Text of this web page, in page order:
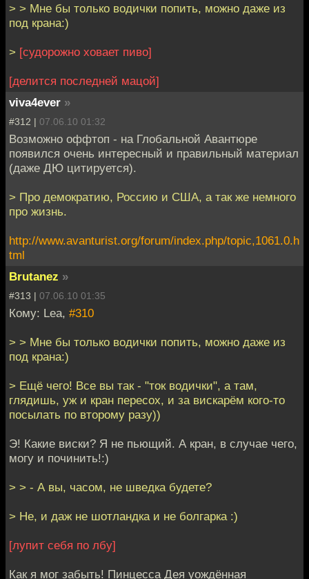
> > Мне бы только водички попить, можно даже из
под крана:)
> [судорожно ховает пиво]
[делится последней мацой]
viva4ever »
#312 | 07.06.10 01:32
Возможно оффтоп - на Глобальной Авантюре
появился очень интересный и правильный материал
(даже ДЮ цитируется).
> Про демократию, Россию и США, а так же немного
про жизнь.
http://www.avanturist.org/forum/index.php/topic,1061.0.h
tml
Brutanez »
#313 | 07.06.10 01:35
Кому: Lea, #310
> > Мне бы только водички попить, можно даже из
под крана:)
> Ещё чего! Все вы так - "ток водички", а там,
глядишь, уж и кран пересох, и за вискарём кого-то
посылать по второму разу))
Э! Какие виски? Я не пьющий. А кран, в случае чего,
могу и починить!:)
> > - А вы, часом, не шведка будете?
> Не, и даж не шотландка и не болгарка :)
[лупит себя по лбу]
Как я мог забыть! Пинцесса Дея уождённая